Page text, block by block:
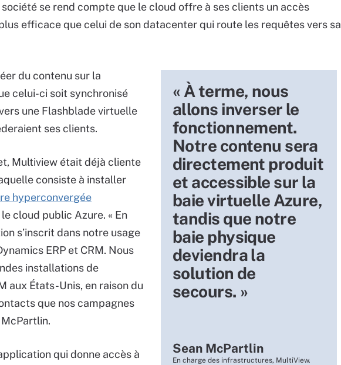
se rend compte que le cloud offre à ses clients un accès
efficace que celui de son datacenter qui route les requêtes vers sa
« À terme, nous
allons inverser le
fonctionnement.
Notre contenu sera
directement produit
et accessible sur la
baie virtuelle Azure,
tandis que notre
baie physique
deviendra la
solution de
secours. »
Sean McPartlin
En charge des infrastructures, MultiView.
du contenu sur la
celui-ci soit synchronisé
une Flashblade virtuelle
ses clients.
Multiview était déjà cliente
consiste à installer
hyperconvergée
cloud public Azure. « En
s’inscrit dans notre usage
ERP et CRM. Nous
installations de
aux États-Unis, en raison du
que nos campagnes
qui donne accès à